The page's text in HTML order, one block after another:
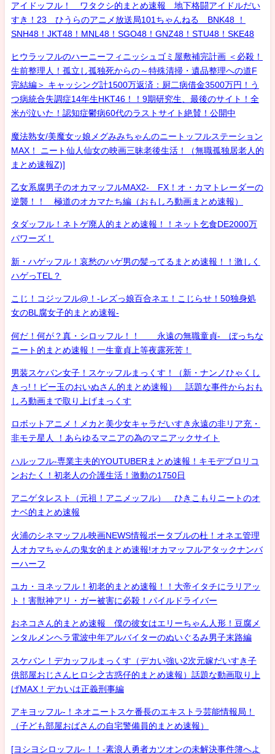
アイドッフル！ ワタクシ的まとめ速報 地下格闘アイドルだい
すき！23 ひうらのアニメ放送局101ちゃんねる BNK48 ！
SNH48！JKT48！MNL48！SGO48！GNZ48！STU48！SKE48
ヒウラッフルのハーニーフィニッシュゴミ屋敷補完計画 ＜必殺！
生前整理人！孤立し孤独死からの～特殊清掃・遺品整理への道F
完結編＞ キャッシング計1500万返済：厨二病借金3500万円！う
つ病統合失調症14年生HKT46！！9期研究生、最後のサイト！全
米が泣いた！認知症鬱病60代のラストサイト絶賛！公開中
魔法熟女/美魔女ッ娘メグみみちゃんのニートッフルステーション
MAX！ ニート仙人仙女の映画三昧老後生活！（無職孤独居老人的
まとめ速報Z)]
乙女系腐男子のオカマッフルMAX2- FX！オ・カマトレーダーの
逆襲！！ 極道のオカマたち編（おもしろ動画まとめ速報）
タダッフル！ネトゲ廃人的まとめ速報！！ネット乞食DE2000万
パワーズ！
新・ハゲッフル！哀愁のハゲ男の髪ってるまとめ速報！！激しく
ハゲっTEL？
こじ！コジッフル@！-レズっ娘百合ネエ！こじらせ！50独身処
女のBL腐女子的まとめ速報-
何だ！何が？真・シロッフル！！ 永遠の無職童貞- ぼっちな
ニート的まとめ速報！一生童貞上等夜露死苦！
男装スケバン女子！スケッフルまっくす！（新・ナンノひゃくし
きっ!！ビー玉のおいぬさん的まとめ速報） 話題な事件からおも
しろ動画まで取り上げまっくす
ロボットアニメ！メカと美少女キャラだいすき永遠の非リア充・
非モテ星人 ！あらゆるマニアの為のマニアックサイト
ハルッフル-専業主夫的YOUTUBERまとめ速報！キモデブロリコ
ンおたく！初老人の介護生活！激動の1750日
アニゲタレスト（元祖！アニメッフル） ひきこもりニートのオ
ナベ的まとめ速報
火浦のシネマッフル映画NEWS情報ポータブルの杜！オネエ管理
人オカマちゃんの鬼女的まとめ速報!オカマッフルアタックナンバ
ーハーフ
ユカ・ヨネッフル！初老的まとめ速報！！大帝イタチにラリアッ
ト！害獣神アリ・ガー被害に必殺！パイルドライバー
おネコさん的まとめ速報 僕の彼女はエリーちゃん人形！豆腐メ
ンタルメンヘラ電波中年アルバイターのぬいぐるみ男子末路編
スケバン！デカッフルまっくす（デカい強い2次元嫁だいすき子
供部屋おじさんヒロシ之古惑仔的まとめ速報）話題な動画取り上
げMAX！デカいは正義刑事編
アキヨッフル-！ネオニートスケ番長のエキストラ芸能情報局！
（子ども部屋おばさんの自宅警備員的まとめ速報）
[ヨシヨシロッフル-！！-素浪人勇者カツオンの未解決事件簿へよ